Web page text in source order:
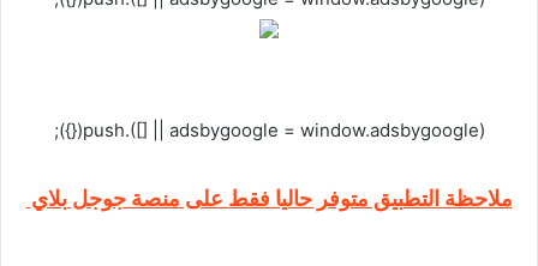
(adsbygoogle = window.adsbygoogle || []).push({});
ملاحظة التطبيق متوفر حاليا فقط على منصة جوجل بلاي